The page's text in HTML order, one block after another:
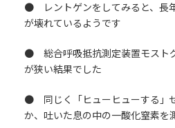
● レントゲンをしてみると、長
が壊れているようです
● 総合呼吸抵抗測定装置モスト
が狭い結果でした
● 同じく「ヒューヒューする」
か、吐いた息の中の一酸化窒素を